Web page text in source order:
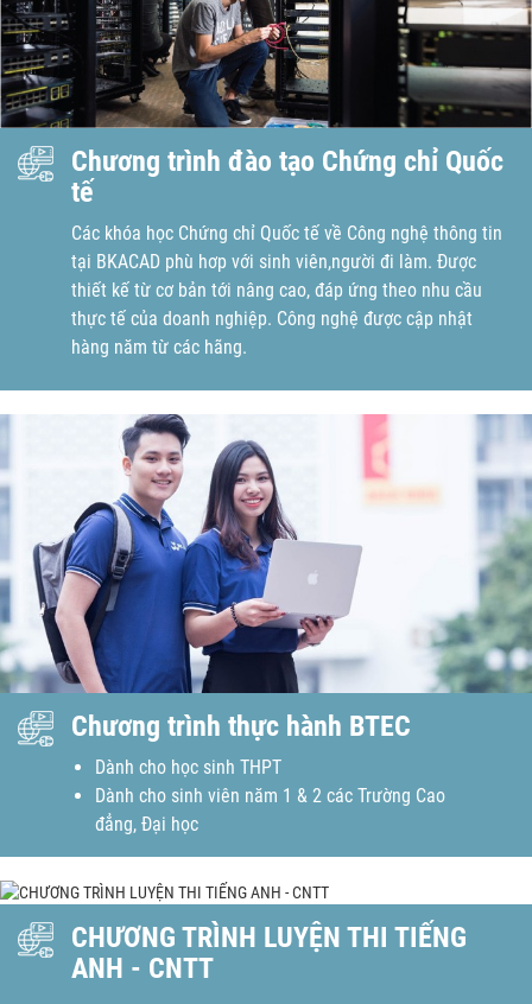
Chương trình đào tạo Chứng chỉ Quốc
tế
Các khóa học Chứng chỉ Quốc tế về Công nghệ thông tin
tại BKACAD phù hơp với sinh viên,người đi làm. Được
thiết kế từ cơ bản tới nâng cao, đáp ứng theo nhu cầu
thực tế của doanh nghiệp. Công nghệ được cập nhật
hàng năm từ các hãng.
Chương trình thực hành BTEC
Dành cho học sinh THPT
Dành cho sinh viên năm 1 & 2 các Trường Cao
đẳng, Đại học
CHƯƠNG TRÌNH LUYỆN THI TIẾNG
ANH - CNTT